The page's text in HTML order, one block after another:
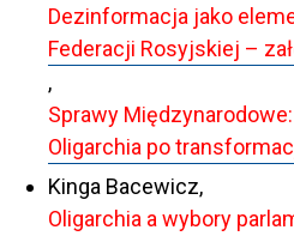
Dezinformacja jako
Federacji Rosyjskiej –
,
Sprawy
Oligarchia po
Kinga Bacewicz,
Oligarchia a wybory